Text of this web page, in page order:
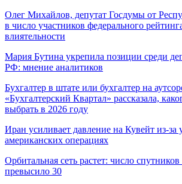
Олег Михайлов, депутат Госдумы от
в число участников федерального
влиятельности
Мария Бутина укрепила позиции среди
РФ: мнение аналитиков
Бухгалтер в штате или бухгалтер на
«Бухгалтерский Квартал» рассказала,
выбрать в 2026 году
Иран усиливает давление на Кувейт из-за
американских операциях
Орбитальная сеть растет: число спутников
превысило 30